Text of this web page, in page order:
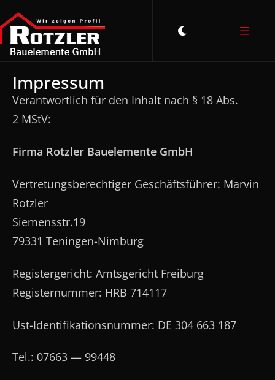
Impressum
Verantwortlich für den Inhalt nach § 18 Abs.
2 MStV:
Firma Rotzler Bauelemente GmbH
Vertretungsberechtiger Geschäftsführer: Marvin
Rotzler
Siemensstr.19
79331 Teningen-Nimburg
Registergericht: Amtsgericht Freiburg
Registernummer: HRB 714117
Ust-Identifikationsnummer: DE 304 663 187
Tel.: 07663 — 99448